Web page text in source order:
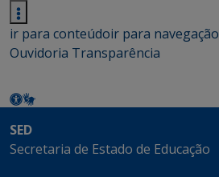
ir para conteúdoir para navegação
Ouvidoria Transparência
SED
Secretaria de Estado de Educação